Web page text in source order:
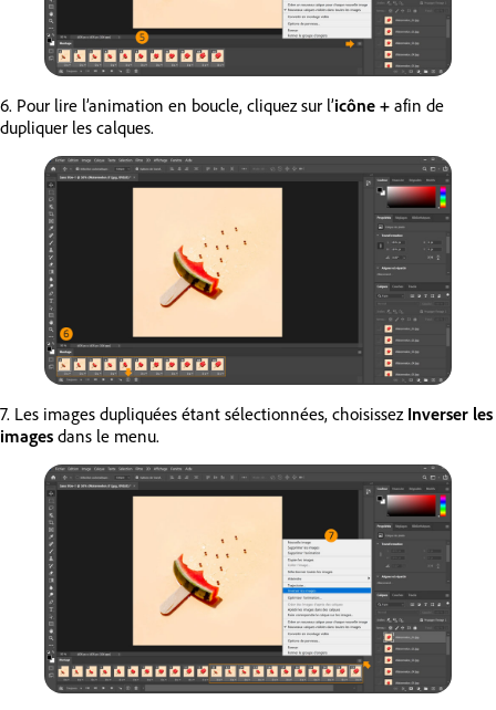
6. Pour lire l’animation en boucle, cliquez sur l’icône + afin de
dupliquer les calques.
7. Les images dupliquées étant sélectionnées, choisissez Inverser les
images dans le menu.